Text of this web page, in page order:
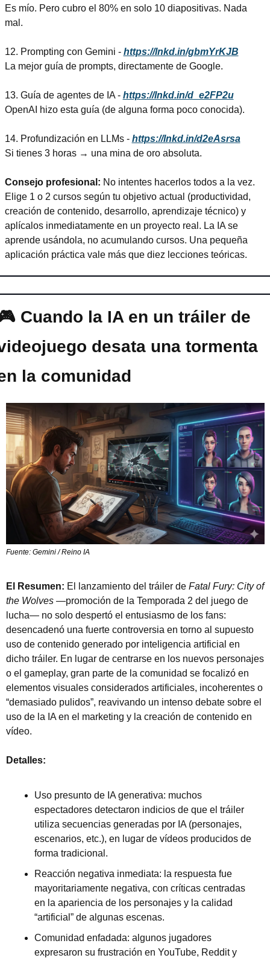
Es mío. Pero cubro el 80% en solo 10 diapositivas. Nada
mal.
12. Prompting con Gemini - https://lnkd.in/gbmYrKJB
La mejor guía de prompts, directamente de Google.
13. Guía de agentes de IA - https://lnkd.in/d_e2FP2u
OpenAI hizo esta guía (de alguna forma poco conocida).
14. Profundización en LLMs - https://lnkd.in/d2eAsrsa
Si tienes 3 horas → una mina de oro absoluta.
Consejo profesional: No intentes hacerlos todos a la vez.
Elige 1 o 2 cursos según tu objetivo actual (productividad,
creación de contenido, desarrollo, aprendizaje técnico) y
aplícalos inmediatamente en un proyecto real. La IA se
aprende usándola, no acumulando cursos. Una pequeña
aplicación práctica vale más que diez lecciones teóricas.
Cuando la IA en un tráiler de
desata una tormenta
la comunidad
Fuente: Gemini / Reino IA
El Resumen: El lanzamiento del tráiler de Fatal Fury: City of
the Wolves —promoción de la Temporada 2 del juego de
lucha— no solo despertó el entusiasmo de los fans:
desencadenó una fuerte controversia en torno al supuesto
uso de contenido generado por inteligencia artificial en
dicho tráiler. En lugar de centrarse en los nuevos personajes
o el gameplay, gran parte de la comunidad se focalizó en
elementos visuales considerados artificiales, incoherentes o
“demasiado pulidos”, reavivando un intenso debate sobre el
uso de la IA en el marketing y la creación de contenido en
vídeo.
Detalles:
Uso presunto de IA generativa: muchos
espectadores detectaron indicios de que el tráiler
utiliza secuencias generadas por IA (personajes,
escenarios, etc.), en lugar de vídeos producidos de
forma tradicional.
Reacción negativa inmediata: la respuesta fue
mayoritariamente negativa, con críticas centradas
en la apariencia de los personajes y la calidad
“artificial” de algunas escenas.
Comunidad enfadada: algunos jugadores
expresaron su frustración en YouTube, Reddit y